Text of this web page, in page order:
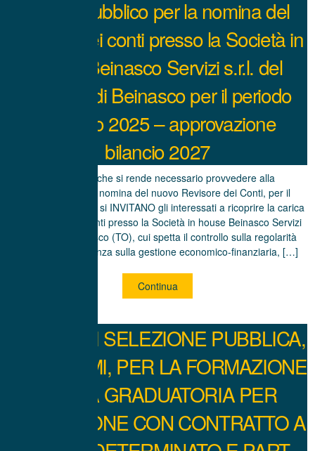
Avviso pubblico per la nomina del
revisore dei conti presso la Società in
house Beinasco Servizi s.r.l. del
comune di Beinasco per il periodo
gennaio 2025 – approvazione
bilancio 2027
Considerato che si rende necessario provvedere alla
individuazione e nomina del nuovo Revisore dei Conti, per il
triennio 2025/2027, si INVITANO gli interessati a ricoprire la carica
di Revisore dei Conti presso la Società in house Beinasco Servizi
s.r.l. sita in Beinasco (TO), cui spetta il controllo sulla regolarità
contabile, la vigilanza sulla gestione economico-finanziaria, […]
Continua
AVVISO DI SELEZIONE PUBBLICA,
PER ESAMI, PER LA FORMAZIONE
DI UNA GRADUATORIA PER
ASSUNZIONE CON CONTRATTO A